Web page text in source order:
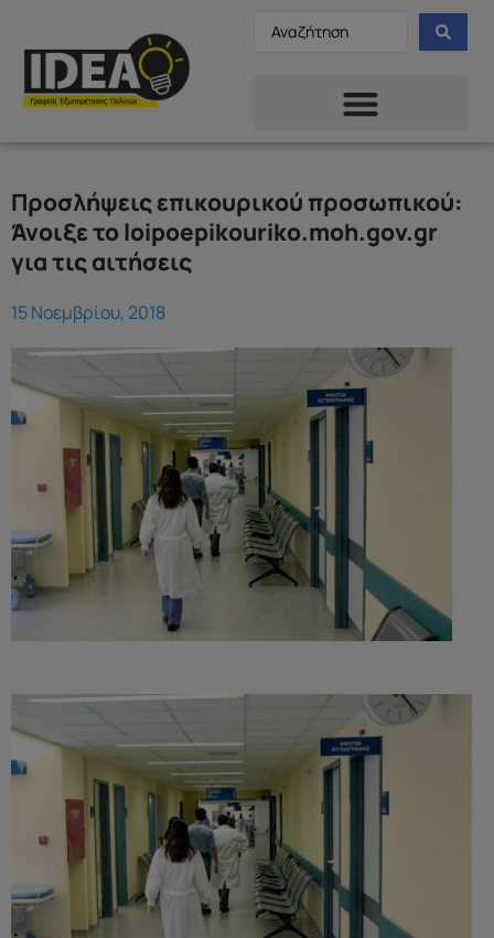
Προσλήψεις επικουρικού προσωπικού:
Άνοιξε το loipoepikouriko.moh.gov.gr
για τις αιτήσεις
15 Νοεμβρίου, 2018